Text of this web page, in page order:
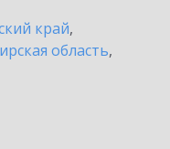
край,
область,